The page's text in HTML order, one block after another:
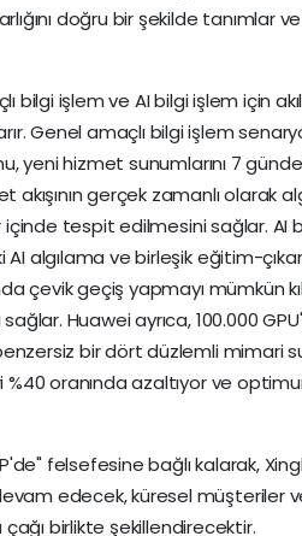
doğru bir şekilde tanımlar
bilgi işlem ve AI bilgi işlem için
Genel amaçlı bilgi işlem
yeni hizmet sunumlarını 7
gerçek zamanlı olarak
içinde tespit edilmesini sağlar. AI
algılama ve birleşik eğitim-
çevik geçiş yapmayı mümkün
sağlar. Huawei ayrıca, 100.000
bir dört düzlemli mimari
%40 oranında azaltıyor ve
felsefesine bağlı kalarak,
edecek, küresel müşteriler
çağı birlikte şekillendirecektir.